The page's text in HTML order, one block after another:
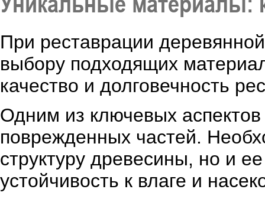
При реставрации
выбору подходящих
качество и долговечность
Одним из ключевых
поврежденных частей.
структуру древесины, но и
устойчивость к влаге и